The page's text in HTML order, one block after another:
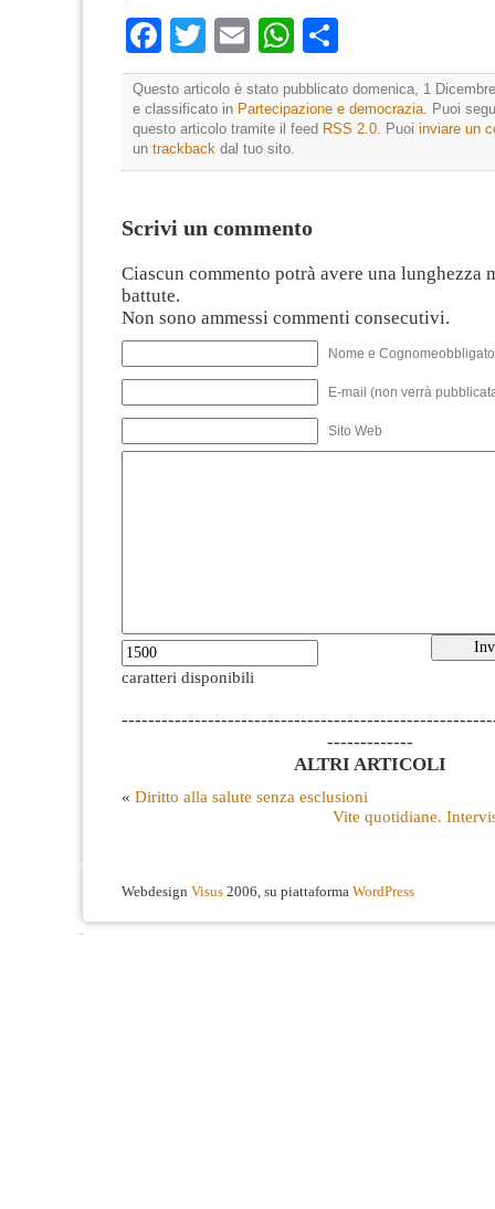
Facebook
TwitterEmailWhatsApp
Questo articolo è stato pubblicato domenica, 1
e classificato in Partecipazione e democrazia . Puoi
questo articolo tramite il feed RSS 2.0 . Puoi inviare un
un trackback dal tuo sito.
Scrivi un commento
Ciascun commento potrà avere una lunghezza
battute.
Non sono ammessi commenti consecutivi.
Nome e
E-mail (non verrà
Sito Web
caratteri disponibili
-------------
ALTRI ARTICOLI
« Diritto alla salute senza esclusioni
Vite quotidiane.
Webdesign Visus 2006, su piattaforma WordPress